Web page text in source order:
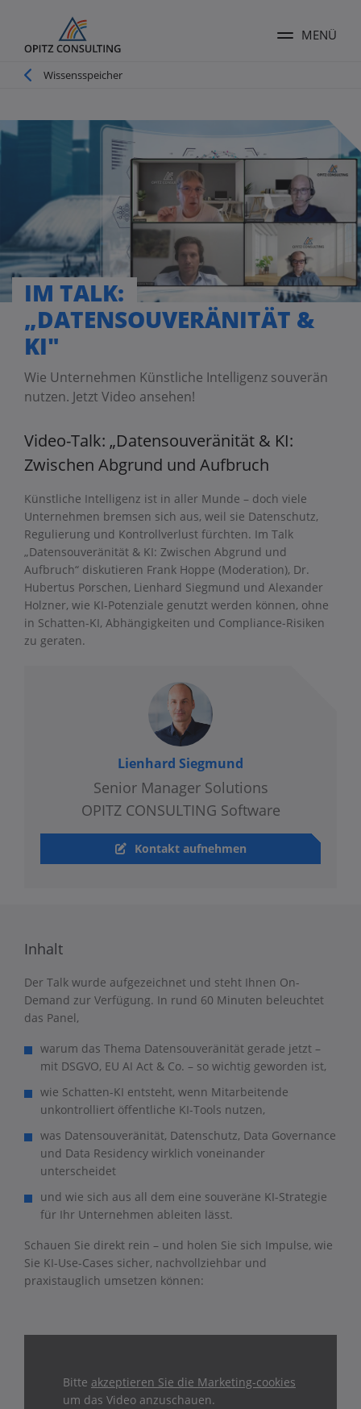
Menü
MENÜ
Pfadnavigation
Wissensspeicher
IM TALK:
„DATENSOUVERÄNITÄT &
KI"
Wie Unternehmen Künstliche Intelligenz souverän
nutzen. Jetzt Video ansehen!
Video-Talk: „Datensouveränität & KI:
Zwischen Abgrund und Aufbruch
Künstliche Intelligenz ist in aller Munde – doch viele
Unternehmen bremsen sich aus, weil sie Datenschutz,
Regulierung und Kontrollverlust fürchten. Im Talk
„Datensouveränität & KI: Zwischen Abgrund und
Aufbruch“ diskutieren Frank Hoppe (Moderation), Dr.
Hubertus Porschen, Lienhard Siegmund und Alexander
Holzner, wie KI-Potenziale genutzt werden können, ohne
in Schatten-KI, Abhängigkeiten und Compliance-Risiken
zu geraten.
Lienhard Siegmund
Senior Manager Solutions
OPITZ CONSULTING Software
Kontakt aufnehmen
Inhalt
Der Talk wurde aufgezeichnet und steht Ihnen On-
Demand zur Verfügung. In rund 60 Minuten beleuchtet
das Panel,
warum das Thema Datensouveränität gerade jetzt –
mit DSGVO, EU AI Act & Co. – so wichtig geworden ist,
wie Schatten-KI entsteht, wenn Mitarbeitende
unkontrolliert öffentliche KI-Tools nutzen,
was Datensouveränität, Datenschutz, Data Governance
und Data Residency wirklich voneinander
unterscheidet
und wie sich aus all dem eine souveräne KI-Strategie
für Ihr Unternehmen ableiten lässt.
Schauen Sie direkt rein – und holen Sie sich Impulse, wie
Sie KI-Use-Cases sicher, nachvollziehbar und
praxistauglich umsetzen können:
Bitte akzeptieren Sie die Marketing-cookies
um das Video anzuschauen.